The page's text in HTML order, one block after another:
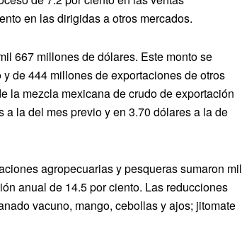
en las dirigidas a otros mercados.
667 millones de dólares. Este monto se
de 444 millones de exportaciones de otros
la mezcla mexicana de crudo de exportación
la del mes previo y en 3.70 dólares a la de
agropecuarias y pesqueras sumaron mil
anual de 14.5 por ciento. Las reducciones
vacuno, mango, cebollas y ajos; jitomate